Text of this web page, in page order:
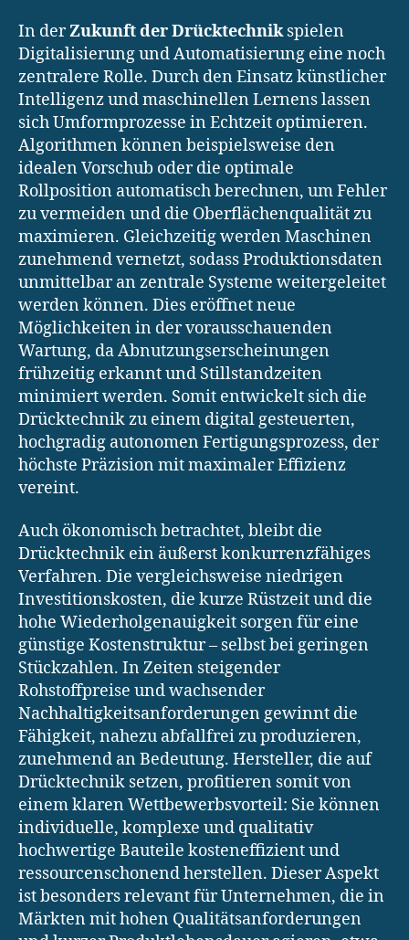
In derZukunft der Drücktechnikspielen
Digitalisierung und Automatisierung eine noch
zentralere Rolle. Durch den Einsatz künstlicher
Intelligenz und maschinellen Lernens lassen
sich Umformprozesse in Echtzeit optimieren.
Algorithmen können beispielsweise den
idealen Vorschub oder die optimale
Rollposition automatisch berechnen, um Fehler
zu vermeiden und die Oberflächenqualität zu
maximieren. Gleichzeitig werden Maschinen
zunehmend vernetzt, sodass Produktionsdaten
unmittelbar an zentrale Systeme weitergeleitet
werden können. Dies eröffnet neue
Möglichkeiten in der vorausschauenden
Wartung, da Abnutzungserscheinungen
frühzeitig erkannt und Stillstandzeiten
minimiert werden. Somit entwickelt sich die
Drücktechnik zu einem digital gesteuerten,
hochgradig autonomen Fertigungsprozess, der
höchste Präzision mit maximaler Effizienz
vereint.
Auch ökonomisch betrachtet, bleibt die
Drücktechnik ein äußerst konkurrenzfähiges
Verfahren. Die vergleichsweise niedrigen
Investitionskosten, die kurze Rüstzeit und die
hohe Wiederholgenauigkeit sorgen für eine
günstige Kostenstruktur – selbst bei geringen
Stückzahlen. In Zeiten steigender
Rohstoffpreise und wachsender
Nachhaltigkeitsanforderungen gewinnt die
Fähigkeit, nahezu abfallfrei zu produzieren,
zunehmend an Bedeutung. Hersteller, die auf
Drücktechnik setzen, profitieren somit von
einem klaren Wettbewerbsvorteil: Sie können
individuelle, komplexe und qualitativ
hochwertige Bauteile kosteneffizient und
ressourcenschonend herstellen. Dieser Aspekt
ist besonders relevant für Unternehmen, die in
Märkten mit hohen Qualitätsanforderungen